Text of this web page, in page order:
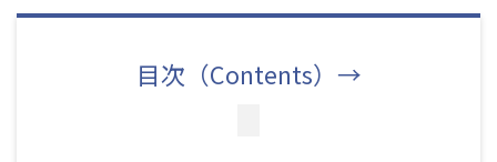
目次（Contents）→